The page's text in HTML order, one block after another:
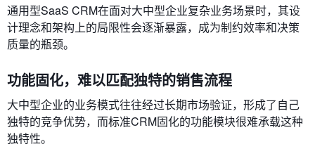
通用型SaaS CRM在面对大中型企业复杂业务场景时，其设
计理念和架构上的局限性会逐渐暴露，成为制约效率和决策
质量的瓶颈。
功能固化，难以匹配独特的销售流程
大中型企业的业务模式往往经过长期市场验证，形成了自己
独特的竞争优势，而标准CRM固化的功能模块很难承载这种
独特性。